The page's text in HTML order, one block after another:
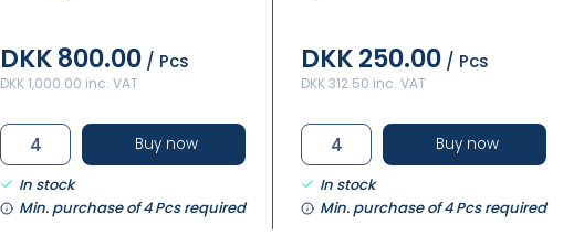
DKK 800.00 / Pcs
DKK 1,000.00 inc. VAT
Buy now
In stock
Min. purchase of 4 Pcs required
DKK 250.00 / Pcs
DKK 312.50 inc. VAT
Buy now
In stock
Min. purchase of 4 Pcs required